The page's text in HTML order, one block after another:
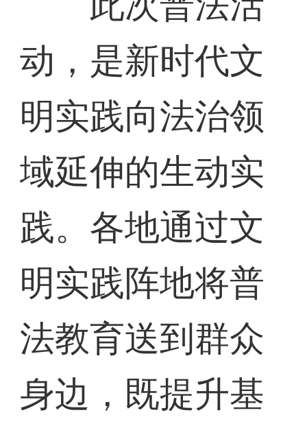
动，是新时代文
明实践向法治领
域延伸的生动实
践。各地通过文
明实践阵地将普
法教育送到群众
身边，既提升基